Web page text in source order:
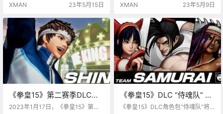
XMAN 23年5月15日 XMAN 23年5月9日
《拳皇15》第二赛季DLC角
色第1弹“矢吹真吾”将于1月
2023年1月17日，《拳皇15》第二
《拳皇15》DLC “侍魂队” 宣
传片公布，10月4日上线
《拳皇15》DLC角色包“侍魂队”将